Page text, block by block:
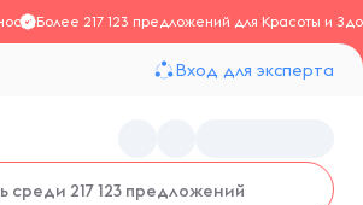
Более 217 123 предложений для Красоты и
Вход для эксперта